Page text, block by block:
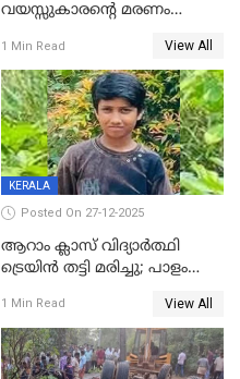
വയസ്സുകാരന്റെ മരണം
സുഹൃത്തും പൊലീസ്
കസ്റ്റഡിയിൽ
1 Min Read View All
KERALA
Posted On 27-12-2025
ആറാം ക്ലാസ് വിദ്യാർത്ഥി
ട്രെയിൻ തട്ടി മരിച്ചു; പാളം
അപകടം മലപ്പുറത്ത്
1 Min Read View All